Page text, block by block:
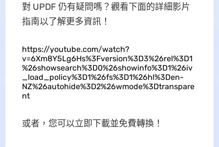
對 UPDF 仍有疑問嗎？觀看下面的詳細影片
指南以了解更多資訊！
https://youtube.com/watch?
v=6Xm8Y5Lg6Hs%3Fversion%3D3%26rel%3D1
%26showsearch%3D0%26showinfo%3D1%26iv
_load_policy%3D1%26fs%3D1%26hl%3Den-
NZ%26autohide%3D2%26wmode%3Dtranspare
nt
或者，您可以立即下載並免費轉換！